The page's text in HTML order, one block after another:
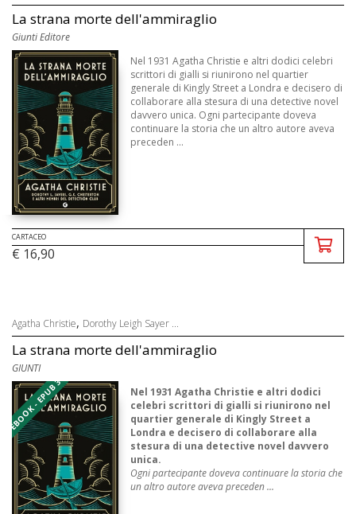
La strana morte dell'ammiraglio
Giunti Editore
Nel 1931 Agatha Christie e altri dodici celebri
scrittori di gialli si riunirono nel quartier
generale di Kingly Street a Londra e decisero di
collaborare alla stesura di una detective novel
davvero unica. Ogni partecipante doveva
continuare la storia che un altro autore aveva
preceden ...
CARTACEO
€ 16,90
Agatha Christie, Dorothy Leigh Sayer ...
La strana morte dell'ammiraglio
GIUNTI
EBOOK - EPUB 3
Nel 1931 Agatha Christie e altri dodici
celebri scrittori di gialli si riunirono nel
quartier generale di Kingly Street a
Londra e decisero di collaborare alla
stesura di una detective novel davvero
unica.
Ogni partecipante doveva continuare la storia che
un altro autore aveva preceden ...